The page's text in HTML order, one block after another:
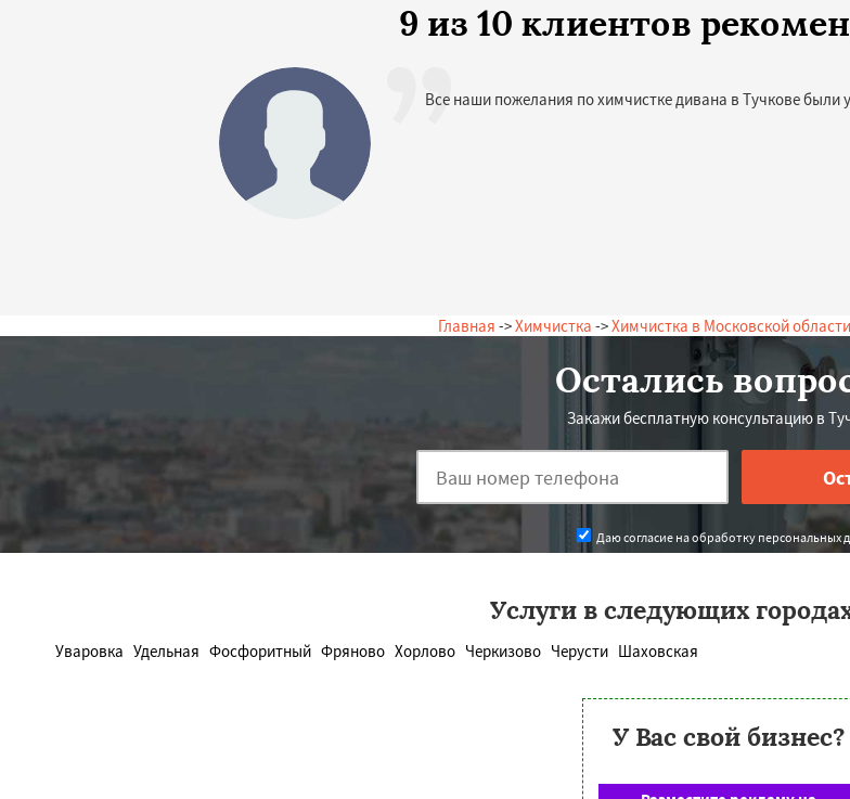
9 из 10 клиентов
Все наши пожелания по химчистке дивана в Тучкове были
Главная ->Химчистка ->Химчистка в Московской области
Остались
Закажи бесплатную консультацию в
Даю согласие на обработку персональных
Услуги в следующих
Уваровка Удельная Фосфоритный Фряново Хорлово Черкизово Черусти Шаховская
У Вас свой бизнес?